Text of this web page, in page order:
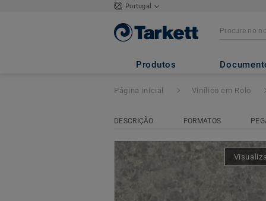
Portugal
Produtos
ICONIK 260 -
Página inicial Vinílico em Rolo
DESCRIÇÃO FORMATOS